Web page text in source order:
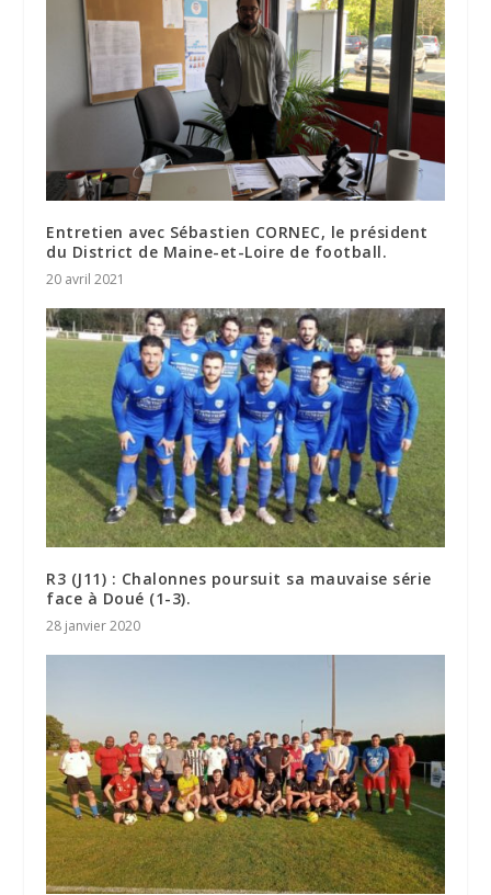
Entretien avec Sébastien CORNEC, le président
du District de Maine-et-Loire de football.
20 avril 2021
R3 (J11) : Chalonnes poursuit sa mauvaise série
face à Doué (1-3).
28 janvier 2020